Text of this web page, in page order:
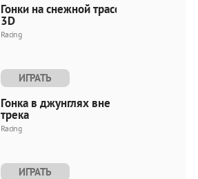
Гонки на снежной трассе
3D
Racing
ИГРАТЬ
Гонка в джунглях вне
трека
Racing
ИГРАТЬ